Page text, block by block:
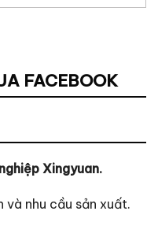
FACEBOOK
Xingyuan.
nhu cầu sản xuất.